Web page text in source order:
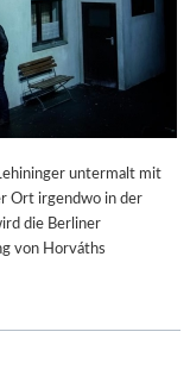
untermalt mit
Ort irgendwo in der
die Berliner
von Horváths